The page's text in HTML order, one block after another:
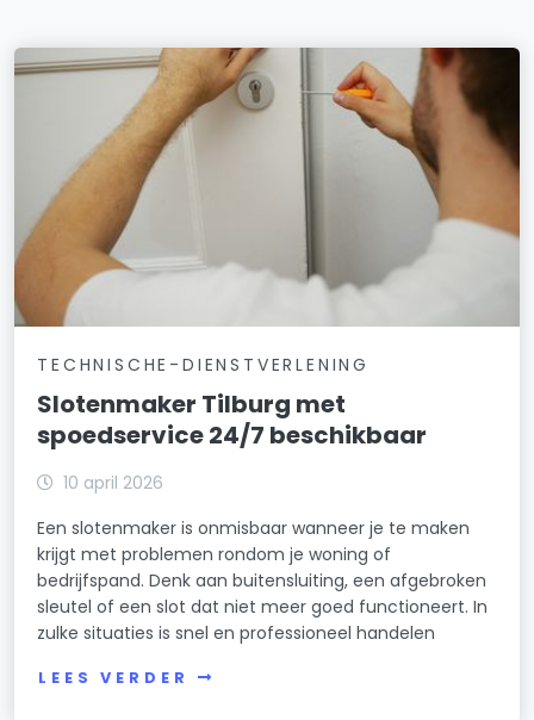
TECHNISCHE-DIENSTVERLENING
Slotenmaker Tilburg met
spoedservice 24/7 beschikbaar
10 april 2026
Een slotenmaker is onmisbaar wanneer je te maken
krijgt met problemen rondom je woning of
bedrijfspand. Denk aan buitensluiting, een afgebroken
sleutel of een slot dat niet meer goed functioneert. In
zulke situaties is snel en professioneel handelen
LEES VERDER